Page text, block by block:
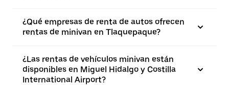
¿Qué empresas de renta de autos ofrecen
rentas de minivan en Tlaquepaque?
¿Las rentas de vehículos minivan están
disponibles en Miguel Hidalgo y Costilla
International Airport?